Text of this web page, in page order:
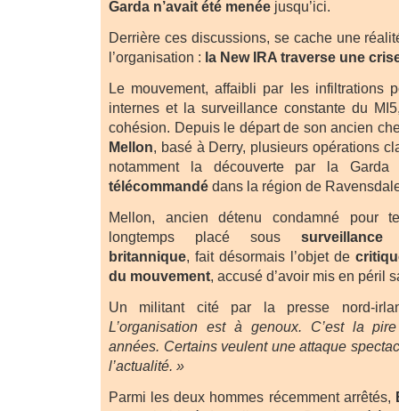
Garda n’avait été menée jusqu’ici.
Derrière ces discussions, se cache une
l’organisation : la New IRA traverse une
Le mouvement, affaibli par les infiltrations
internes et la surveillance constante du
cohésion. Depuis le départ de son ancien
Mellon, basé à Derry, plusieurs opérations
notamment la découverte par la
télécommandé dans la région de
Mellon, ancien détenu condamné pour
longtemps placé sous
britannique, fait désormais l’objet de
du mouvement, accusé d’avoir mis en péril
Un militant cité par la presse nord-
L’organisation est à genoux. C’est la
années. Certains veulent une attaque
l’actualité. »
Parmi les deux hommes récemment arrêtés,